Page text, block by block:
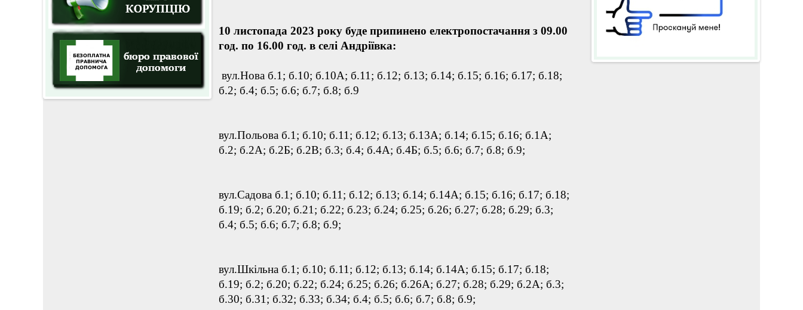
10 листопада 2023 року буде припинено електропостачання з 09.00
год. по 16.00 год. в селі Андріївка:
вул.Нова б.1; б.10; б.10А; б.11; б.12; б.13; б.14; б.15; б.16; б.17; б.18;
б.2; б.4; б.5; б.6; б.7; б.8; б.9
вул.Польова б.1; б.10; б.11; б.12; б.13; б.13А; б.14; б.15; б.16; б.1А;
б.2; б.2А; б.2Б; б.2В; б.3; б.4; б.4А; б.4Б; б.5; б.6; б.7; б.8; б.9;
вул.Садова б.1; б.10; б.11; б.12; б.13; б.14; б.14А; б.15; б.16; б.17; б.18;
б.19; б.2; б.20; б.21; б.22; б.23; б.24; б.25; б.26; б.27; б.28; б.29; б.3;
б.4; б.5; б.6; б.7; б.8; б.9;
вул.Шкільна б.1; б.10; б.11; б.12; б.13; б.14; б.14А; б.15; б.17; б.18;
б.19; б.2; б.20; б.22; б.24; б.25; б.26; б.26А; б.27; б.28; б.29; б.2А; б.3;
б.30; б.31; б.32; б.33; б.34; б.4; б.5; б.6; б.7; б.8; б.9;